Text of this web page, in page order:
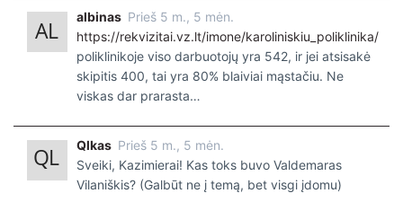
albinas Prieš 5 m., 5 mėn.
https://rekvizitai.vz.lt/imone/karoliniskiu_poliklinika/
poliklinikoje viso darbuotojų yra 542, ir jei atsisakė
skipitis 400, tai yra 80% blaiviai mąstačiu. Ne
viskas dar prarasta…
Qlkas Prieš 5 m., 5 mėn.
Sveiki, Kazimierai! Kas toks buvo Valdemaras
Vilaniškis? (Galbūt ne į temą, bet visgi įdomu)